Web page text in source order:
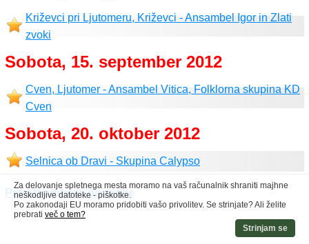
Križevci pri Ljutomeru, Križevci - Ansambel Igor in Zlati
zvoki
Sobota, 15. september 2012
Cven, Ljutomer - Ansambel Vitica, Folklorna skupina KD
Cven
Sobota, 20. oktober 2012
Selnica ob Dravi - Skupina Calypso
Prikaži pretekle dogodke
Za delovanje spletnega mesta moramo na vaš računalnik shraniti majhne
neškodljive datoteke - piškotke.
Po zakonodaji EU moramo pridobiti vašo privolitev. Se strinjate? Ali želite
prebrati več o tem?
Strinjam se